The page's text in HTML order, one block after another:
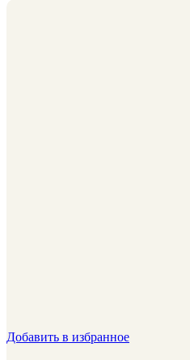
Добавить в избранное